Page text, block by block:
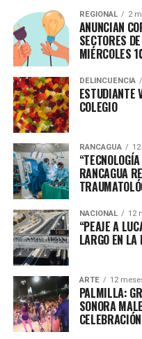
REGIONAL 2
ANUNCIAN
SECTORES
MIÉRCOLES
DELINCUENCIA
ESTUDIANTE
COLEGIO
RANCAGUA
RANCAGUA
NACIONAL 12
“PEAJE A
LARGO EN
ARTE 12
PALMILLA:
SONORA